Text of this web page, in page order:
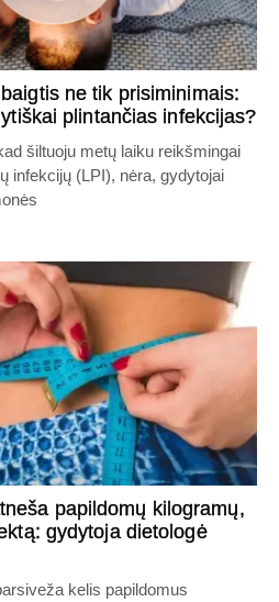
ne tik prisiminimais:
plintančias infekcijas?
šiltuoju metų laiku reikšmingai
infekcijų (LPI), nėra, gydytojai
papildomų kilogramų,
gydytoja dietologė
kelis papildomus